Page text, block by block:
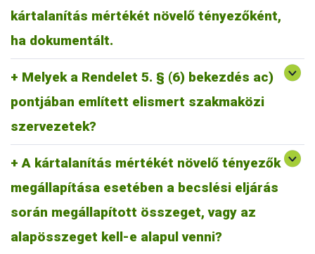
kártalanítás mértékét növelő tényezőként,
ha dokumentált.
méhész ezen a listán nem szerepel, és a vizsgálat tényét
másképp sem tudja igazolni, a szorzó nem alkalmazható.
Melyek a Rendelet 5. § (6) bekezdés ac)
pontjában említett elismert szakmaközi
szervezetek?
Az elismert szakmaközi szervezetek listája elérhető az alábbi
https://kormany.hu/agrarminiszterium/mezogazdasag-es-
videkfejlesztes2
A kártalanítás mértékét növelő tényezők
megállapítása esetében a becslési eljárás
során megállapított összeget, vagy az
alapösszeget kell-e alapul venni?
Becslési eljárásban megállapított összeg: 100%
Kártalanítás alapösszege: becslési eljárásban megállapítottnak
a 60%-a.
Kártalanítás megállapított összege: minimum 60% alapösszeg
Példa:
kártalanítás alapösszege: 60 000 Ft
kártalanítás megállapított összege: 85 000 Ft.